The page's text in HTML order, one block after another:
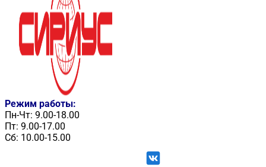
Режим работы:
Пн-Чт: 9.00-18.00
Пт: 9.00-17.00
Сб: 10.00-15.00